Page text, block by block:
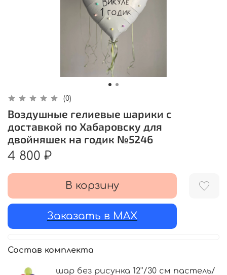
(0)
Воздушные гелиевые шарики с
доставкой по Хабаровску для
двойняшек на годик №5246
4 800 ₽
В корзину
Заказать в MAX
Состав комплекта
шар без рисунка 12'’/30 см пастель/